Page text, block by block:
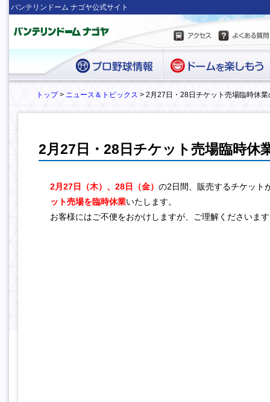
バンテリンドーム ナゴヤ公式サイト
トップ> ニュース＆トピックス > 2月27日・28日チケット売場臨時休
2月27日・28日チケット売場臨時休
2月27日（木）、28日（金） の2日間、販売するチケット
ット売場を臨時休業いたします。
お客様にはご不便をおかけしますが、ご理解くださいま